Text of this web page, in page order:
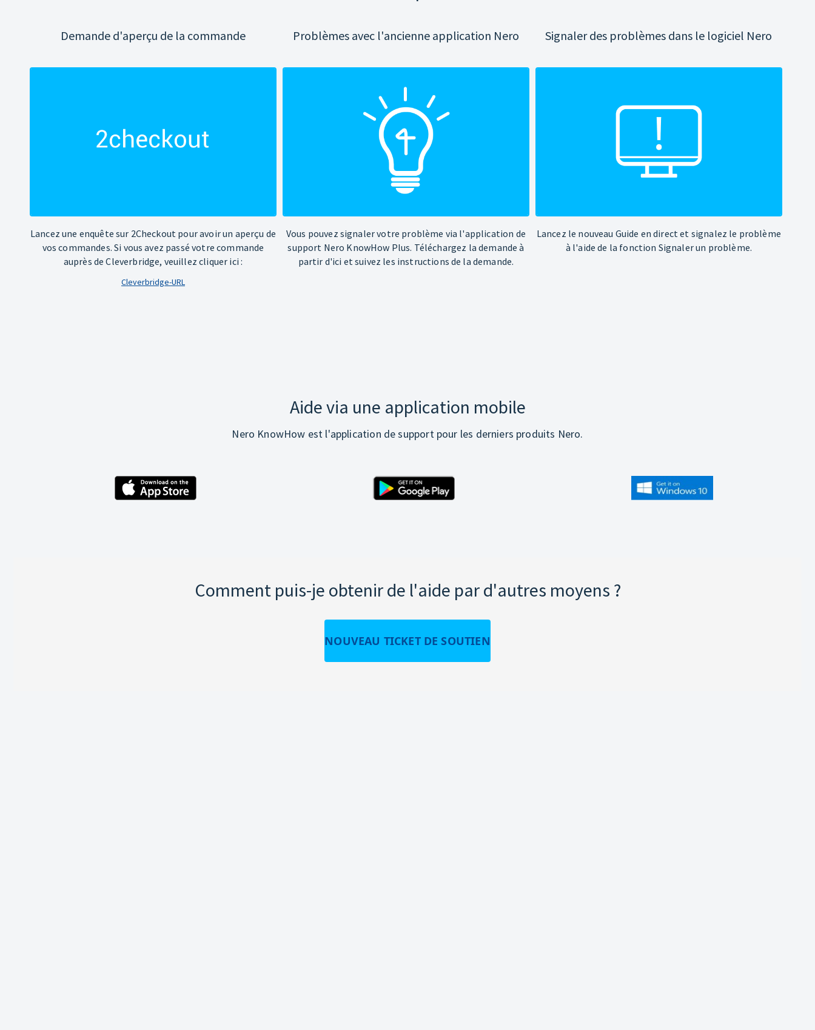
Demande d'aperçu de la commande
Lancez une enquête sur 2Checkout pour avoir un aperçu de
vos commandes. Si vous avez passé votre commande
auprès de Cleverbridge, veuillez cliquer ici :
Cleverbridge-URL
Problèmes avec l'ancienne application Nero
Vous pouvez signaler votre problème via l'application de
support Nero KnowHow Plus. Téléchargez la demande à
partir d'ici et suivez les instructions de la demande.
Signaler des problèmes dans le logiciel Nero
Lancez le nouveau Guide en direct et signalez le problème
à l'aide de la fonction Signaler un problème.
Aide via une application mobile
Nero KnowHow est l'application de support pour les derniers produits Nero.
Comment puis-je obtenir de l'aide par d'autres moyens ?
NOUVEAU TICKET DE SOUTIEN